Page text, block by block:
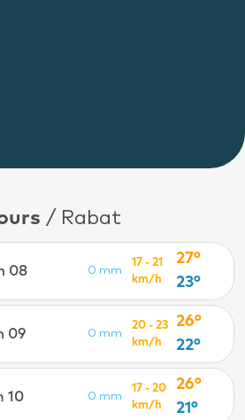
/ Rabat
08 0 mm
17 - 21
km/h
27°
23°
09 0 mm
20 - 23
km/h
26°
22°
10 0 mm
17 - 20
km/h
26°
21°